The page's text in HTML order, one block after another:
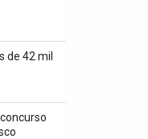
de 42 mil